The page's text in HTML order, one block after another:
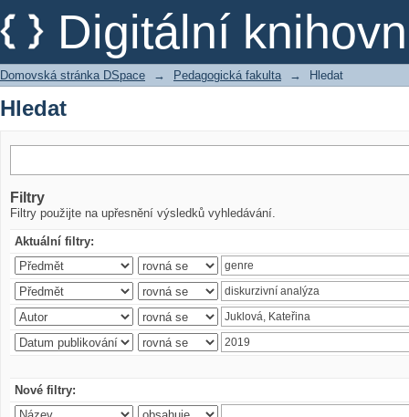
Digitální
Hledat
Domovská stránka DSpace → Pedagogická fakulta → Hledat
Hledat
Filtry
Filtry použijte na upřesnění výsledků vyhledávání.
Aktuální filtry:
Nové filtry: